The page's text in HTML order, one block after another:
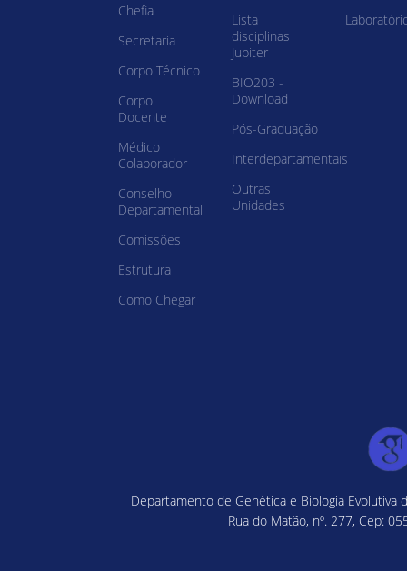
Chefia
Secretaria
Corpo Técnico
Corpo
Docente
Médico
Colaborador
Conselho
Departamental
Comissões
Estrutura
Como Chegar
Lista
disciplinas
Jupiter
BIO203 -
Download
Pós-Graduação
Interdepartamentais
Outras
Unidades
Departamento de Genética e Biologia Evolutiva
Rua do Matão, nº. 277, Cep: